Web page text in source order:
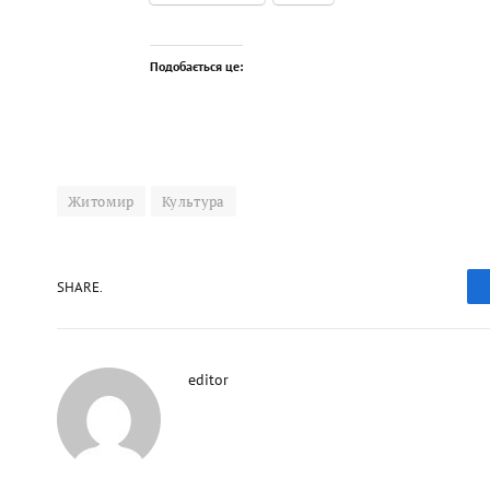
Подобається це:
Житомир Культура
SHARE.
editor